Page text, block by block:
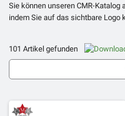
Sie können unseren CMR-Katalog
indem Sie auf das sichtbare Logo
101 Artikel gefunden